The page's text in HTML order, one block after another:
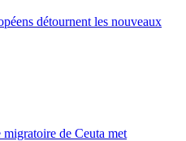
détournent les nouveaux
migratoire de Ceuta met